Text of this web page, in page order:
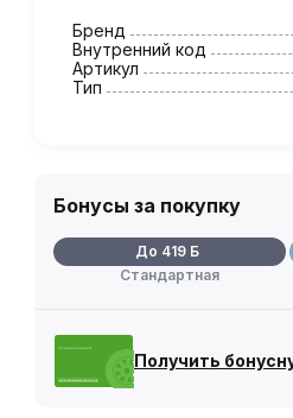
Бренд
Внутренний код
Артикул
Тип
Бонусы за покупку
До 419 Б
Стандартная
Получить